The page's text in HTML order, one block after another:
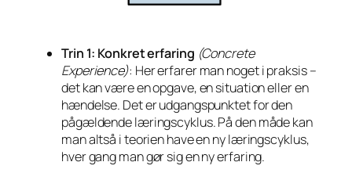
Trin 1: Konkret erfaring (Concrete
Experience): Her erfarer man noget i praksis –
det kan være en opgave, en situation eller en
hændelse. Det er udgangspunktet for den
pågældende læringscyklus. På den måde kan
man altså i teorien have en ny læringscyklus,
hver gang man gør sig en ny erfaring.